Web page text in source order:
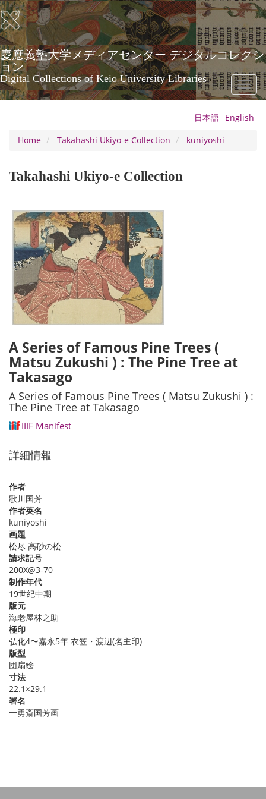
Skip
to
main
content
慶應義塾大学メディアセンター デジタルコレクシ
ョン
Digital Collections of Keio University Libraries
Toggle
日本語 English
Home
Takahashi Ukiyo-e Collection kuniyoshi
Takahashi Ukiyo-e Collection
A Series of Famous Pine Trees (
Matsu Zukushi ) : The Pine Tree at
Takasago
A Series of Famous Pine Trees ( Matsu Zukushi ) :
The Pine Tree at Takasago
IIIF Manifest
詳細情報
作者
歌川国芳
作者英名
kuniyoshi
画題
松尽 高砂の松
請求記号
200X@3-70
制作年代
19世紀中期
版元
海老屋林之助
極印
弘化4〜嘉永5年 衣笠・渡辺(名主印)
版型
団扇絵
寸法
22.1×29.1
署名
一勇斎国芳画